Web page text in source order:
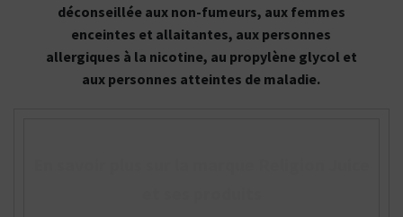
déconseillée aux non-fumeurs, aux femmes
enceintes et allaitantes, aux personnes
allergiques à la nicotine, au propylène glycol et
aux personnes atteintes de maladie.